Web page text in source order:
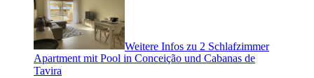
Weitere Infos zu 2 Schlafzimmer
Apartment mit Pool in Conceição und Cabanas de
Tavira